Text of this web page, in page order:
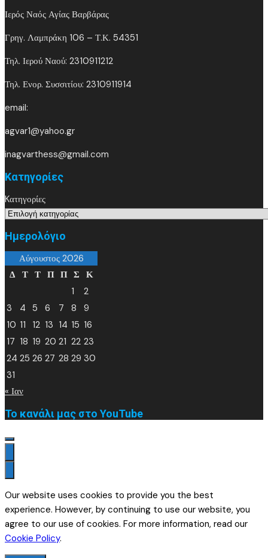
Ιερός Ναός Αγίας Βαρβάρας
Γρηγ. Λαμπράκη 106 – Τ.Κ. 54351
Τηλ. Ιερού Ναού: 2310911212
Τηλ. Ενορ. Συσσιτίου: 2310911914
email:
agvar1@yahoo.gr
inagvarthess@gmail.com
Kατηγορίες
Kατηγορίες
Ημερολόγιο
Αύγουστος 2026
Δ
Τ Τ Π Π Σ Κ
1
2
3
4 5 6 7 8
9
10 11 12 13 14 15 16
17 18 19 20 21 22 23
24 25 26 27 28 29 30
31
« Ιαν
Το κανάλι μας στο YouTube
Our website uses cookies to provide you the best
experience. However, by continuing to use our website, you
agree to our use of cookies. For more information, read our
Cookie Policy.